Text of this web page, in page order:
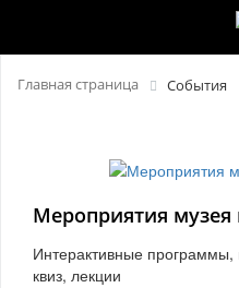
Главная страница События
Мероприятия музея
Интерактивные
квиз, лекции